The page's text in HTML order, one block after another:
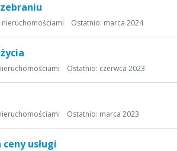
Ostatnio: marca 2024
Ostatnio: czerwca 2023
Ostatnio: marca 2023
usługi